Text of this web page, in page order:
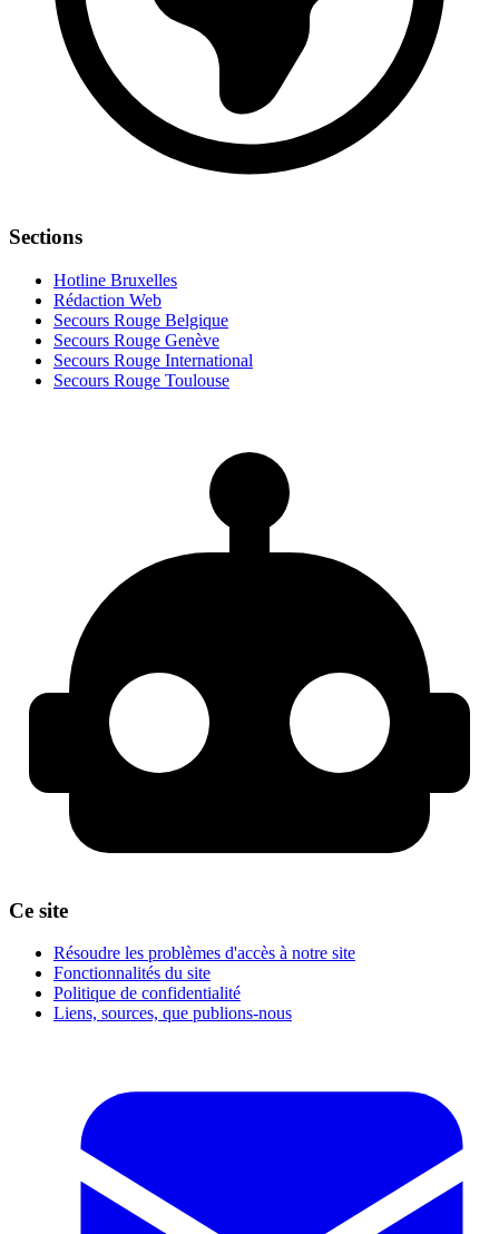
Sections
Hotline Bruxelles
Rédaction Web
Secours Rouge Belgique
Secours Rouge Genève
Secours Rouge International
Secours Rouge Toulouse
Ce site
Résoudre les problèmes d'accès à notre site
Fonctionnalités du site
Politique de confidentialité
Liens, sources, que publions-nous